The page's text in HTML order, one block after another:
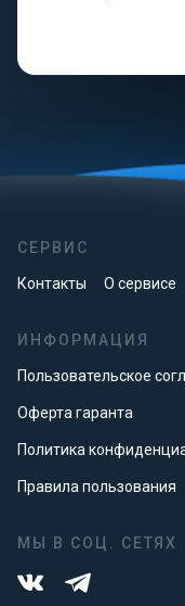
СЕРВИС
Контакты О сервисе
ИНФОРМАЦИЯ
Пользовательское
Оферта гаранта
Политика
Правила пользования
МЫ В СОЦ. СЕТЯХ